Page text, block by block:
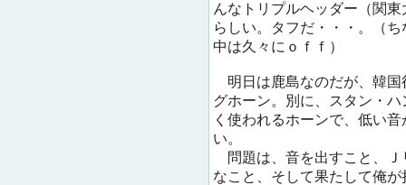
んなトリプルヘッダー（関
らしい。タフだ・・・。（
中は久々にｏｆｆ）
明日は鹿島なのだが、韓国
グホーン。別に、スタン・
く使われるホーンで、低い
い。
問題は、音を出すこと、Ｊ
なこと、そして果たして俺